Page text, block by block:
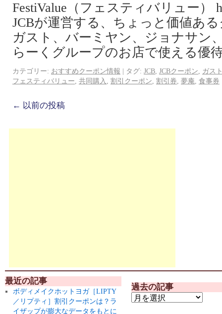
FestiValue（フェスティバリュー）
JCBが運営する、ちょっと価値あ
ガスト、バーミヤン、ジョナサン
らーくグループのお店で使える優
カテゴリー: おすすめクーポン情報 | タグ: JCB JCBクーポン
ガス
フェスティバリュー 共同購入 割引クーポン 割引券 夢庵 食事券
← 以前の投稿
最近の記事
ボディメイクホットヨガ［LIPTY
／リプティ］割引クーポンは？ラ
イザップが膨大なデータをもとに
過去の記事